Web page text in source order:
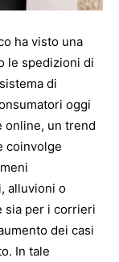
ha visto una
le spedizioni di
di
oggi
online, un trend
coinvolge
alluvioni o
sia per i corrieri
dei casi
In tale